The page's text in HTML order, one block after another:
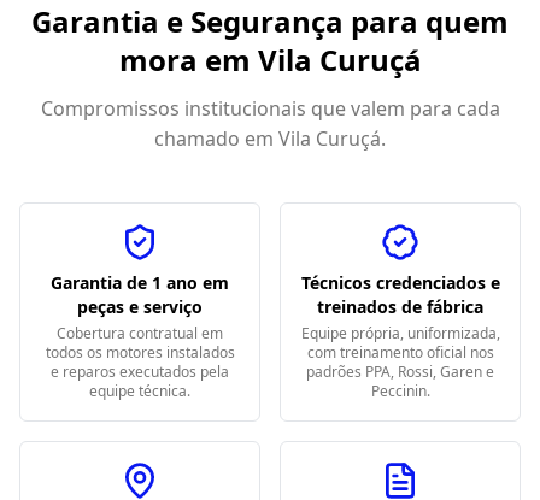
Garantia e Segurança para quem
mora em Vila Curuçá
Compromissos institucionais que valem para cada
chamado em Vila Curuçá.
Garantia de 1 ano em
peças e serviço
Cobertura contratual em
todos os motores instalados
e reparos executados pela
equipe técnica.
Técnicos credenciados e
treinados de fábrica
Equipe própria, uniformizada,
com treinamento oficial nos
padrões PPA, Rossi, Garen e
Peccinin.